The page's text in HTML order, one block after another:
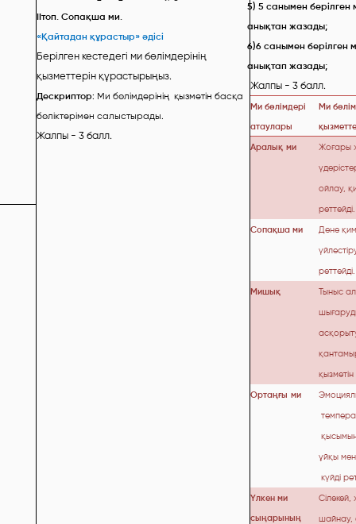
ІІтоп. Сопақша ми.
«Қайтадан құрастыр» әдісі
Берілген кестедегі ми бөлімдерінің
қызметтерін құрастырыңыз.
Дескриптор: Ми бөлімдерінің қызметін басқа
бөліктерімен салыстырады.
Жалпы - 3 балл.
5) 5 санымен берілген
анықтан жазады;
6)6 санымен берілген
анықтап жазады;
Жалпы - 3 балл.
Ми бөлімдері
атаулары
Ми
Аралық ми
Жоғары
ойлау,
реттейді.
Сопақша ми
Дене
реттейді.
Мишық
Тыныс
қызметін
Ортаңғы ми
ұйқы мен
күйді
Үлкен ми
сыңарының
Сілекей,